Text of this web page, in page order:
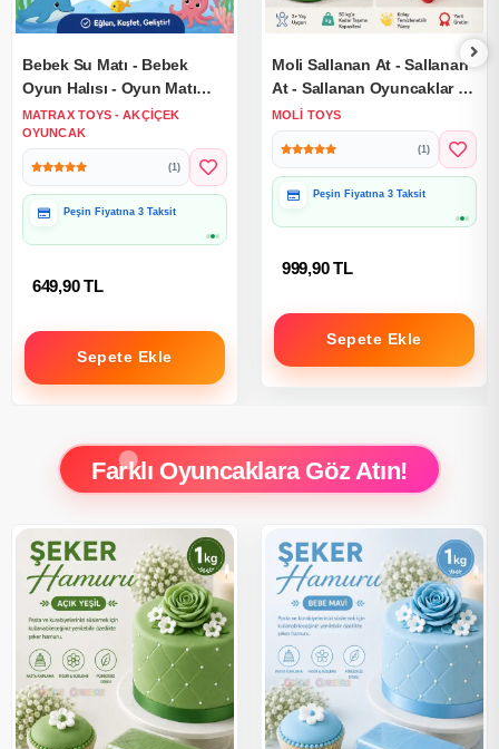
Bebek Su Matı - Bebek
Oyun Halısı - Oyun Matı
İçinde Su Olan Oyun Matı
MATRAX TOYS - AKÇIÇEK
OYUNCAK
(1)
Peşin Fiyatına 3 Taksit
649,90 TL
Sepete Ekle
Moli Sallanan At - Sallanan
At - Sallanan Oyuncaklar -
Arabalı At Dış Mekan
Oyuncak
MOLI TOYS
(1)
Peşin Fiyatına 3 Taksit
999,90 TL
Sepete Ekle
Farklı Oyuncaklara Göz Atın!